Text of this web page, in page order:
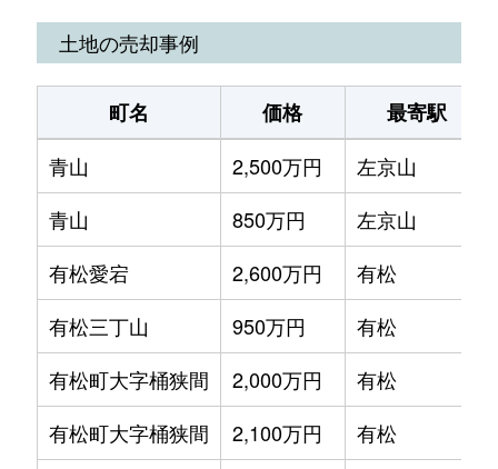
浦里
1,500万円 鳴海
浦里
880万円 鳴海
2,500万円
浦里
3,700万円 鳴海
大高町
2,400万円 大高
大高町
2,600万円 大高
大高町
1,900万円 大高
大高町
1,700万円 大高
大高町
1,200万円 名和(愛知)
土地の売却事例
町名 価格
最寄駅
青山
2,500万円
左京山
青山
850万円
左京山
有松愛宕
2,600万円
有松
有松三丁山
950万円
有松
有松町大字桶狭間
2,000万円
有松
有松町大字桶狭間
2,100万円
有松